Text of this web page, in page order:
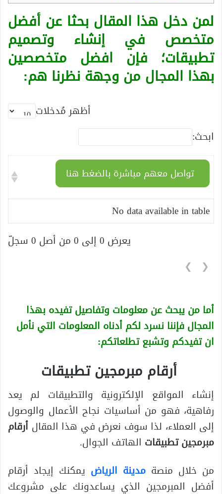
لمن دخل هذا المقال بحثا عن أفضل
متخصص في إنشاء وتصميم
تطبيقات؛ فإن افضل متخصصين
بهذا المجال من وجهة نظرنا هم:
أظهر مُدخلات
ابحث:
تواصل معهم مباشرة بالضغط هنا
No data available in table
يعرض 0 إلى 0 من أصل 0 سجلّ
❮
❯
أما من يبحث عن معلومات وتفاصيل تفيده بهذا
المجال فإننا نسرد لكم أدناه المعلومات التي نأمل
ان تفيدكم وتشبع تطلعاتكم:
أرقام مبرمجين تطبيقات
إنشاء المواقع الإلكترونية والتطبيقات لم يعد
رفاهية، فهو من أساسيات نجاح الأعمال والوصول
إلى العملاء، لذا سوف نعرض في هذا المقال أرقام
مبرمجين تطبيقات الهاتف الجوال.
من خلال منصة مدينة الرياض يمكنك إيجاد أرقام
أفضل المبرمجين الذي يساعدونك على مشروعك